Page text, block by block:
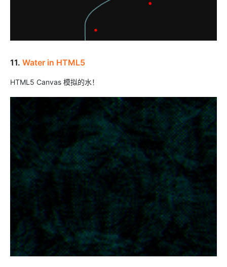
11. Water in HTML5
HTML5 Canvas 模拟的水！